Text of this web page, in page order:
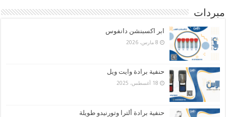
مبردات
ابر اكسبنشن دانفوس
8 مارس، 2026
حنفية برادة وايت ويل
18 أغسطس، 2025
حنفية برادة ألترا وتورنيدو طويلة